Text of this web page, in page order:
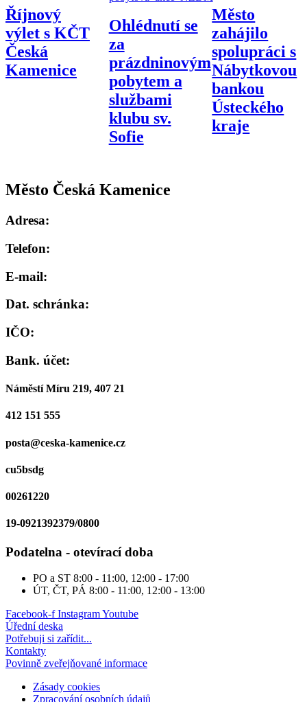
Říjnový
výlet s KČT
Česká
Kamenice
Ohlédnutí se
za
prázdninovým
pobytem a
službami
klubu sv.
Sofie
Město
zahájilo
spolupráci s
Nábytkovou
bankou
Ústeckého
kraje
Město Česká Kamenice
Adresa:
Telefon:
E-mail:
Dat. schránka:
IČO:
Bank. účet:
Náměstí Míru 219, 407 21
412 151 555
posta@ceska-kamenice.cz
cu5bsdg
00261220
19-0921392379/0800
Podatelna - otevírací doba
PO a ST 8:00 - 11:00, 12:00 - 17:00
ÚT, ČT, PÁ 8:00 - 11:00, 12:00 - 13:00
Facebook-f InstagramYoutube
Úřední deska
Potřebuji si zařídit...
Kontakty
Povinně zveřejňované informace
Zásady cookies
Zpracování osobních údajů